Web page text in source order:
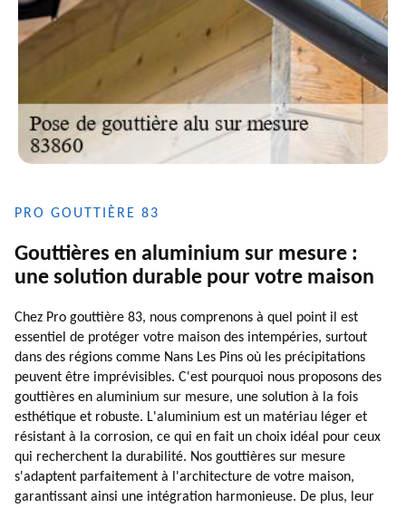
PRO GOUTTIÈRE 83
Gouttières en aluminium sur mesure :
une solution durable pour votre maison
Chez Pro gouttière 83, nous comprenons à quel point il est
essentiel de protéger votre maison des intempéries, surtout
dans des régions comme Nans Les Pins où les précipitations
peuvent être imprévisibles. C'est pourquoi nous proposons des
gouttières en aluminium sur mesure, une solution à la fois
esthétique et robuste. L'aluminium est un matériau léger et
résistant à la corrosion, ce qui en fait un choix idéal pour ceux
qui recherchent la durabilité. Nos gouttières sur mesure
s'adaptent parfaitement à l'architecture de votre maison,
garantissant ainsi une intégration harmonieuse. De plus, leur